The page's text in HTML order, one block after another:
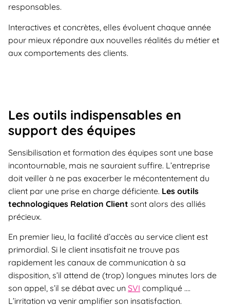
responsables.
Interactives et concrètes, elles évoluent chaque année
pour mieux répondre aux nouvelles réalités du métier et
aux comportements des clients.
Les outils indispensables en
support des équipes
Sensibilisation et formation des équipes sont une base
incontournable, mais ne sauraient suffire. L’entreprise
doit veiller à ne pas exacerber le mécontentement du
client par une prise en charge déficiente. Les outils
technologiques Relation Client sont alors des alliés
précieux.
En premier lieu, la facilité d’accès au service client est
primordial. Si le client insatisfait ne trouve pas
rapidement les canaux de communication à sa
disposition, s’il attend de (trop) longues minutes lors de
son appel, s’il se débat avec un SVI compliqué ….
L’irritation va venir amplifier son insatisfaction.